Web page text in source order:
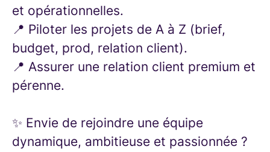
et opérationnelles.
📍 Piloter les projets de A à Z (brief,
budget, prod, relation client).
📍 Assurer une relation client premium et
pérenne.
✨ Envie de rejoindre une équipe
dynamique, ambitieuse et passionnée ?